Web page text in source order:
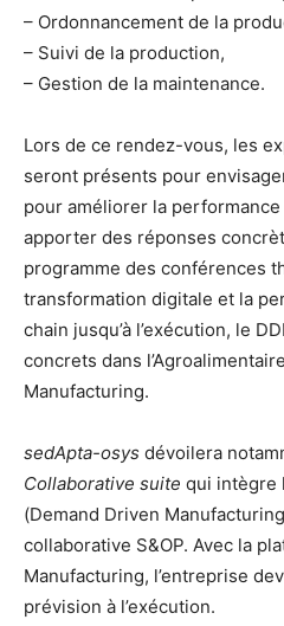
– Ordonnancement de la
– Suivi de la production,
– Gestion de la maintenance.
Lors de ce rendez-vous, les
seront présents pour
pour améliorer la
apporter des réponses
programme des conférences
transformation digitale et la
chain jusqu’à l’exécution, le
concrets dans
Manufacturing.
sedApta-osys dévoilera
Collaborative suite qui intègre
(Demand Driven
collaborative S&OP. Avec la
Manufacturing, l’entreprise
prévision à l’exécution.